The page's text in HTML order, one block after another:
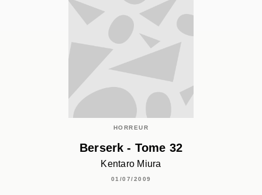
HORREUR
Berserk - Tome 32
Kentaro Miura
01/07/2009